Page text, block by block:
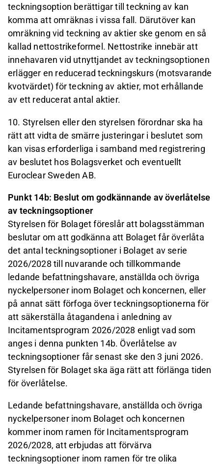
teckningsoption berättigar till teckning av kan
komma att omräknas i vissa fall. Därutöver kan
omräkning vid teckning av aktier ske genom en så
kallad nettostrikeformel. Nettostrike innebär att
innehavaren vid utnyttjandet av teckningsoptionen
erlägger en reducerad teckningskurs (motsvarande
kvotvärdet) för teckning av aktier, mot erhållande
av ett reducerat antal aktier.
10. Styrelsen eller den styrelsen förordnar ska ha
rätt att vidta de smärre justeringar i beslutet som
kan visas erforderliga i samband med registrering
av beslutet hos Bolagsverket och eventuellt
Euroclear Sweden AB.
Punkt 14b: Beslut om godkännande av överlåtelse
av teckningsoptioner
Styrelsen för Bolaget föreslår att bolagsstämman
beslutar om att godkänna att Bolaget får överlåta
det antal teckningsoptioner i Bolaget av serie
2026/2028 till nuvarande och tillkommande
ledande befattningshavare, anställda och övriga
nyckelpersoner inom Bolaget och koncernen, eller
på annat sätt förfoga över teckningsoptionerna för
att säkerställa åtagandena i anledning av
Incitamentsprogram 2026/2028 enligt vad som
anges i denna punkten 14b. Överlåtelse av
teckningsoptioner får senast ske den 3 juni 2026.
Styrelsen för Bolaget ska äga rätt att förlänga tiden
för överlåtelse.
Ledande befattningshavare, anställda och övriga
nyckelpersoner inom Bolaget och koncernen
kommer inom ramen för Incitamentsprogram
2026/2028, att erbjudas att förvärva
teckningsoptioner inom ramen för tre olika